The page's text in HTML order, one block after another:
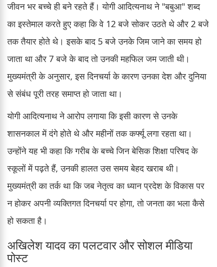
जीवन भर बच्चे ही बने रहते हैं। योगी आदित्यनाथ ने "बबुआ" शब्द
का इस्तेमाल करते हुए कहा कि वे 12 बजे सोकर उठते थे और 2 बजे
तक तैयार होते थे। इसके बाद 5 बजे उनके जिम जाने का समय हो
जाता था और 7 बजे के बाद तो उनकी महफिल जम जाती थी।
मुख्यमंत्री के अनुसार, इस दिनचर्या के कारण उनका देश और दुनिया
से संबंध पूरी तरह समाप्त हो जाता था।
योगी आदित्यनाथ ने आरोप लगाया कि इसी कारण से उनके
शासनकाल में दंगे होते थे और महीनों तक कर्फ्यू लगा रहता था।
उन्होंने यह भी कहा कि गरीब के बच्चे जिन बेसिक शिक्षा परिषद के
स्कूलों में पढ़ते हैं, उनकी हालत उस समय बेहद खराब थी।
मुख्यमंत्री का तर्क था कि जब नेतृत्व का ध्यान प्रदेश के विकास पर
न होकर अपनी व्यक्तिगत दिनचर्या पर होगा, तो जनता का भला कैसे
हो सकता है।
अखिलेश यादव का पलटवार और सोशल मीडिया
पोस्ट